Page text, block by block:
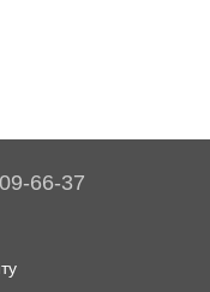
66-37